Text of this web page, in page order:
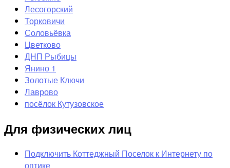
Лесогорский
Торковичи
Соловьёвка
Цветково
ДНП Рыбицы
Янино 1
Золотые Ключи
Лаврово
посёлок Кутузовское
Для физических лиц
Подключить Коттеджный Поселок к Интернету по
оптике